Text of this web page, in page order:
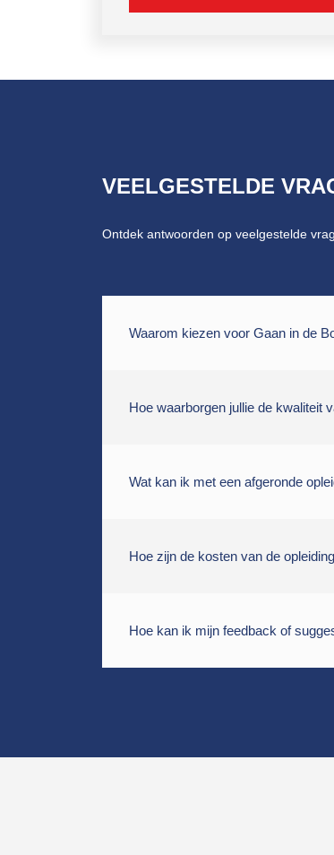
VEELGESTELDE
Ontdek antwoorden op veelgestelde
Waarom kiezen voor Gaan in de
Hoe waarborgen jullie de kwaliteit
Wat kan ik met een afgeronde
Hoe zijn de kosten van de
Hoe kan ik mijn feedback of